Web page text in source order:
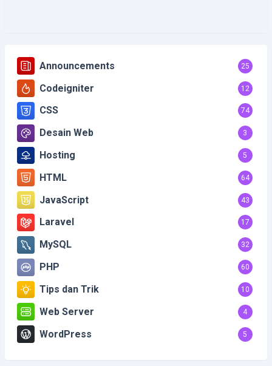
Announcements 25
Codeigniter 12
CSS 74
Desain Web 3
Hosting 5
HTML 64
JavaScript 43
Laravel 17
MySQL 32
PHP 60
Tips dan Trik 10
Web Server 4
WordPress 5